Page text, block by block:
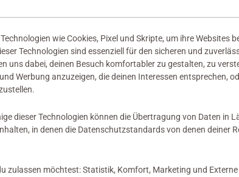
wie Cookies, Pixel und Skripte, um ihre Websites
Technologien sind essenziell für den sicheren und
uns dabei, deinen Besuch komfortabler zu gestalten, zu
Werbung anzuzeigen, die deinen Interessen entsprechen,
dieser Technologien können die Übertragung von Daten in
in denen die Datenschutzstandards von denen deiner
zulassen möchtest: Statistik, Komfort, Marketing und